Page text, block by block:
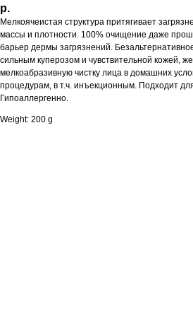
р.
Мелкоячеистая структура притягивает
массы и плотности. 100% очищение даже
барьер дермы загрязнений.
сильным куперозом и чувствительной кожей,
мелкоабразивную чистку лица в домашних
процедурам, в т.ч. инъекционным. Подходит
Гипоаллергенно.
Weight: 200 g